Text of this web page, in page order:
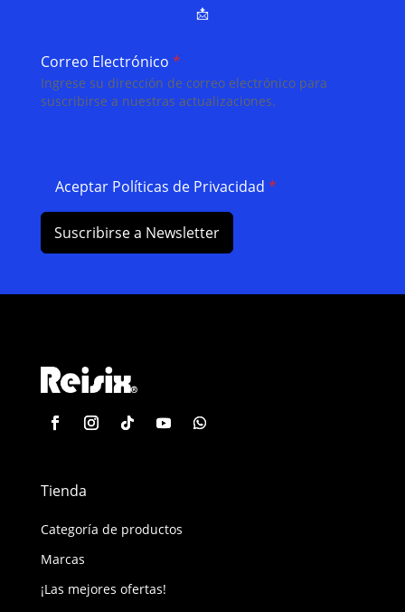
📩
Correo Electrónico *
Ingrese su dirección de correo electrónico para
suscribirse a nuestras actualizaciones.
Aceptar Políticas de Privacidad *
Suscribirse a Newsletter
Tienda
Categoría de productos
Marcas
¡Las mejores ofertas!